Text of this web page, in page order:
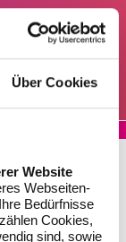
Über Cookies
Website
Webseiten-
Bedürfnisse
Cookies,
sind, sowie
Menschen mit viel
im Bereich
immer mit
können
Alltag, mehr
beim Spielen mit
Der Wert zeigt,
Sie.